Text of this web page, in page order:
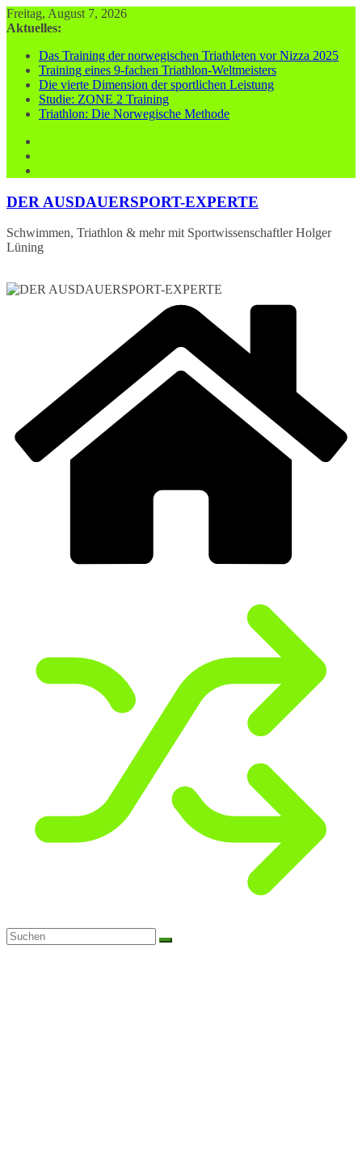
Zum
Inhalt
Freitag, August 7, 2026
Aktuelles:
Das Training der norwegischen Triathleten vor Nizza 2025
Training eines 9-fachen Triathlon-Weltmeisters
Die vierte Dimension der sportlichen Leistung
Studie: ZONE 2 Training
Triathlon: Die Norwegische Methode
DER AUSDAUERSPORT-EXPERTE
Schwimmen, Triathlon & mehr mit Sportwissenschaftler Holger
Lüning